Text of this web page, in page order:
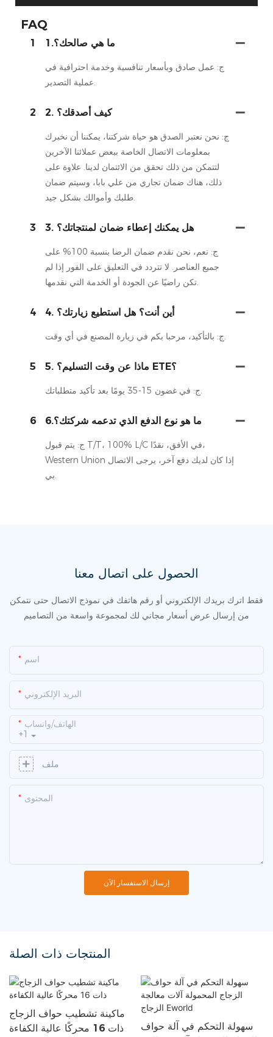
FAQ
1 1.ما هي صالحك؟
ج: عمل صادق وبأسعار تنافسية وخدمة احترافية في
عملية التصدير.
2 2. كيف أصدقك؟
ج: نحن نعتبر الصدق هو حياة شركتنا، يمكننا أن نخبرك
بمعلومات الاتصال الخاصة ببعض عملائنا الآخرين
لتتمكن من ذلك تحقق من الائتمان لدينا. علاوة على
ذلك، هناك ضمان تجاري من علي بابا، وسيتم ضمان
طلبك وأموالك بشكل جيد.
3 3. هل يمكنك إعطاء ضمان لمنتجاتك؟
ج: نعم، نحن نقدم ضمان الرضا بنسبة 100% على
جميع العناصر. لا تتردد في التعليق على الفور إذا لم
تكن راضيًا عن الجودة أو الخدمة التي نقدمها.
4 4. أين أنت؟ هل استطيع زيارتك؟
ج: بالتأكيد، مرحبا بكم في زيارة المصنع في أي وقت.
5 5. ماذا عن وقت التسليم؟ ETE؟
ج: في غضون 15-35 يومًا بعد تأكيد متطلباتك.
6 6.ما هو نوع الدفع الذي تدعمه شركتك؟
ج: يتم قبول T/T، 100% L/C في الأفق، نقدًا،
Western Union إذا كان لديك دفع آخر، يرجى الاتصال
بي.
الحصول على اتصال معنا
فقط اترك بريدك الإلكتروني أو رقم هاتفك في نموذج الاتصال حتى نتمكن
من إرسال عرض أسعار مجاني لك لمجموعة واسعة من التصاميم
اسم
البريد الإلكتروني
+1
الهاتف/واتساب
ملف
المحتوى
إرسال الاستفسار الآن
المنتجات ذات الصلة
ماكينة تشطيب حواف الزجاج
ذات 16 محركًا عالية الكفاءة
سهولة التحكم في آلة حواف